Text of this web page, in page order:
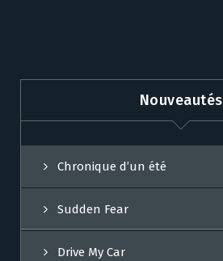
Nouveautés
Chronique d’un été
Sudden Fear
Drive My Car